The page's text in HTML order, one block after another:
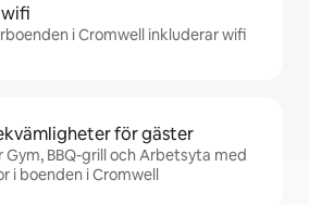
i Cromwell inkluderar wifi
för gäster
Gym, BBQ-grill och Arbetsyta med
i boenden i Cromwell